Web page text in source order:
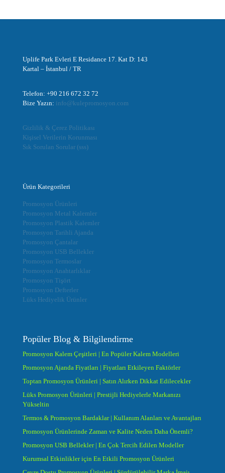
Uplife Park Evleri E Residance 17. Kat D: 143
Kartal – İstanbul / TR
Telefon: +90 216 672 32 72
Bize Yazın: info@kulepromosyon.com
Gizlilik & Çerez Politikası
Kişisel Verilerin Korunması
Sık Sorulan Sorular (sss)
Ürün Kategorileri
Promosyon Ürünleri
Promosyon Metal Kalemler
Promosyon Plastik Kalemler
Promosyon Tarihli Ajanda
Promosyon Çantalar
Promosyon USB Bellekler
Promosyon Termoslar
Promosyon Anahtarlıklar
Promosyon Tişört
Promosyon Defterler
Lüks Hediyelik Ürünler
Popüler Blog & Bilgilendirme
Promosyon Kalem Çeşitleri | En Popüler Kalem Modelleri
Promosyon Ajanda Fiyatları | Fiyatları Etkileyen Faktörler
Toptan Promosyon Ürünleri | Satın Alırken Dikkat Edilecekler
Lüks Promosyon Ürünleri | Prestijli Hediyelerle Markanızı
Yükseltin
Termos & Promosyon Bardaklar | Kullanım Alanları ve Avantajları
Promosyon Ürünlerinde Zaman ve Kalite Neden Daha Önemli?
Promosyon USB Bellekler | En Çok Tercih Edilen Modeller
Kurumsal Etkinlikler için En Etkili Promosyon Ürünleri